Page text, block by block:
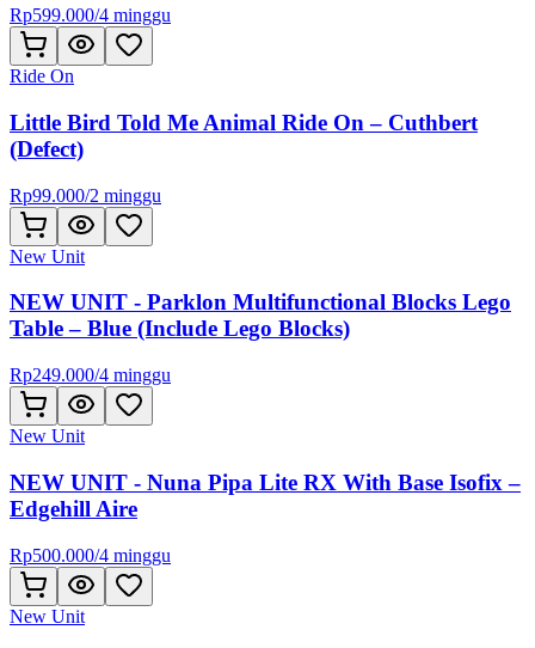
Rp599.000/4 minggu
Ride On
Little Bird Told Me Animal Ride On – Cuthbert
(Defect)
Rp99.000/2 minggu
New Unit
NEW UNIT - Parklon Multifunctional Blocks Lego
Table – Blue (Include Lego Blocks)
Rp249.000/4 minggu
New Unit
NEW UNIT - Nuna Pipa Lite RX With Base Isofix –
Edgehill Aire
Rp500.000/4 minggu
New Unit